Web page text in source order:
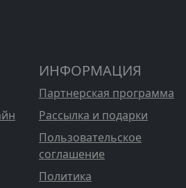
ИНФОРМАЦИЯ
Партнерская программа
Рассылка и подарки
Пользовательское
соглашение
Политика